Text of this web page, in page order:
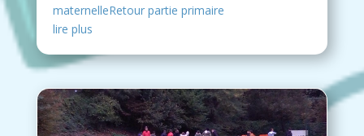
maternelleRetour partie primaire
lire plus